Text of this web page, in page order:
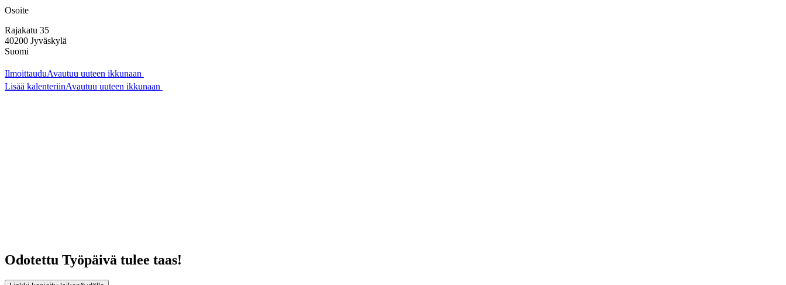
Osoite
Rajakatu 35
40200 Jyväskylä
Suomi
IlmoittauduAvautuu uuteen ikkunaan
Lisää kalenteriinAvautuu uuteen ikkunaan
Odotettu Työpäivä tulee taas!